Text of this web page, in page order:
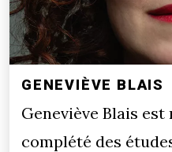
GENEVIÈVE BLAIS
Geneviève Blais est
complété des